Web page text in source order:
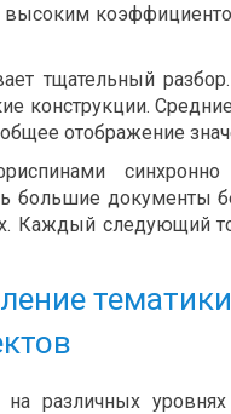
тщательный
конструкции.
отображение
синхронно
большие документы
Каждый следующий
различных